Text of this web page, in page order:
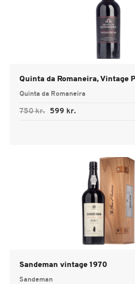
Quinta da Romaneira, Vintage
Quinta da Romaneira
750 kr. 599 kr.
Sandeman vintage 1970
Sandeman